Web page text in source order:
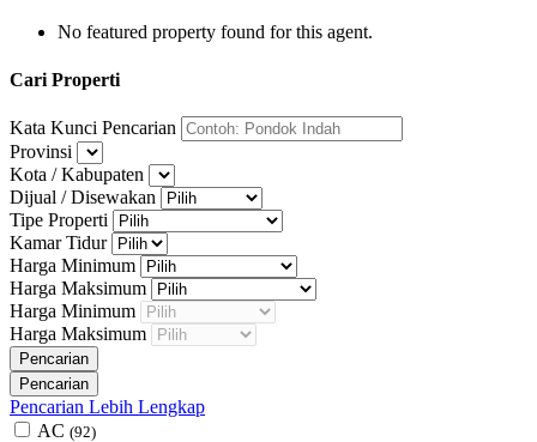
No featured property found for this agent.
Cari Properti
Kata Kunci Pencarian
Provinsi
Kota / Kabupaten
Dijual / Disewakan
Tipe Properti
Kamar Tidur
Harga Minimum
Harga Maksimum
Harga Minimum
Harga Maksimum
Pencarian Lebih Lengkap
AC (92)